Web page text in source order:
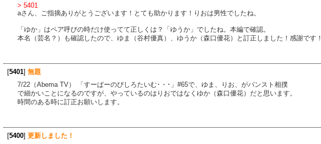
> 5401
aさん、ご指摘ありがとうございます！とても助かります！りおは男性でしたね。
「ゆか」はペア呼びの時だけ使ってて正しくは？「ゆうか」でしたね。本編で確認。
本名（芸名？）も確認したので、ゆま（谷村優真）、ゆうか（森口優花）と訂正しました！感謝です！
[5401] 無題
7/22（Abema TV） 「すーぱーのびしろたいむ･・･」#65で、ゆま、りお、がパンスト相撲
で細かいことになるのですが、やっているのはりおではなくゆか（森口優花）だと思います。
時間のある時に訂正お願いします。
[5400] 更新しました！